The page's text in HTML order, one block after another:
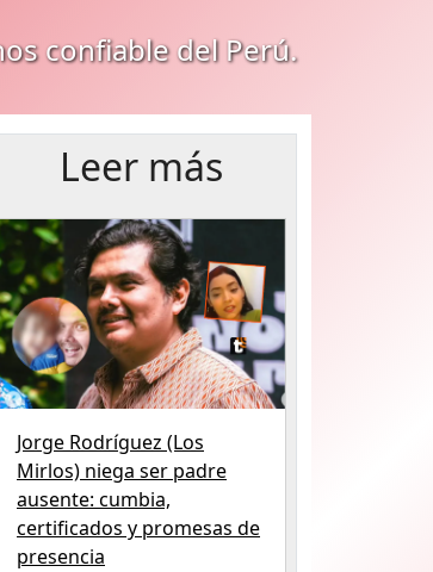
confiable del Perú.
Leer más
Jorge Rodríguez (Los
Mirlos) niega ser padre
ausente: cumbia,
certificados y promesas de
presencia